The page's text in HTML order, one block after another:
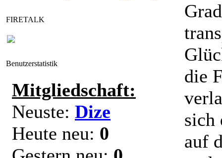
FIRETALK
Benutzerstatistik
Mitgliedschaft:
Neuste: Dize
Heute neu: 0
die
sich
auf